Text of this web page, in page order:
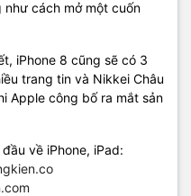
cách mở một cuốn
iPhone 8 cũng sẽ có 3
trang tin và Nikkei Châu
Apple công bố ra mắt sản
về iPhone, iPad: